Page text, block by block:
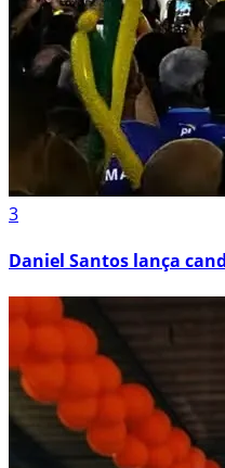
3
Daniel Santos lança